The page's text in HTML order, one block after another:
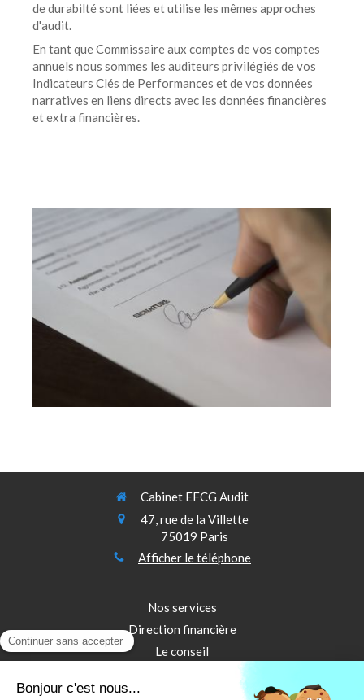
de durabilté sont liées et utilise les mêmes approches
d'audit.
En tant que Commissaire aux comptes de vos comptes
annuels nous sommes les auditeurs privilégiés de vos
Indicateurs Clés de Performances et de vos données
narratives en liens directs avec les données financières
et extra financières.
Cabinet EFCG Audit
47, rue de la Villette
75019 Paris
Afficher le téléphone
Nos services
Direction financière
Le conseil
Audit de Durabilité